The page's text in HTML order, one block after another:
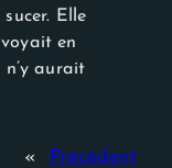
Elle
en
n’y aurait
«
Précédent